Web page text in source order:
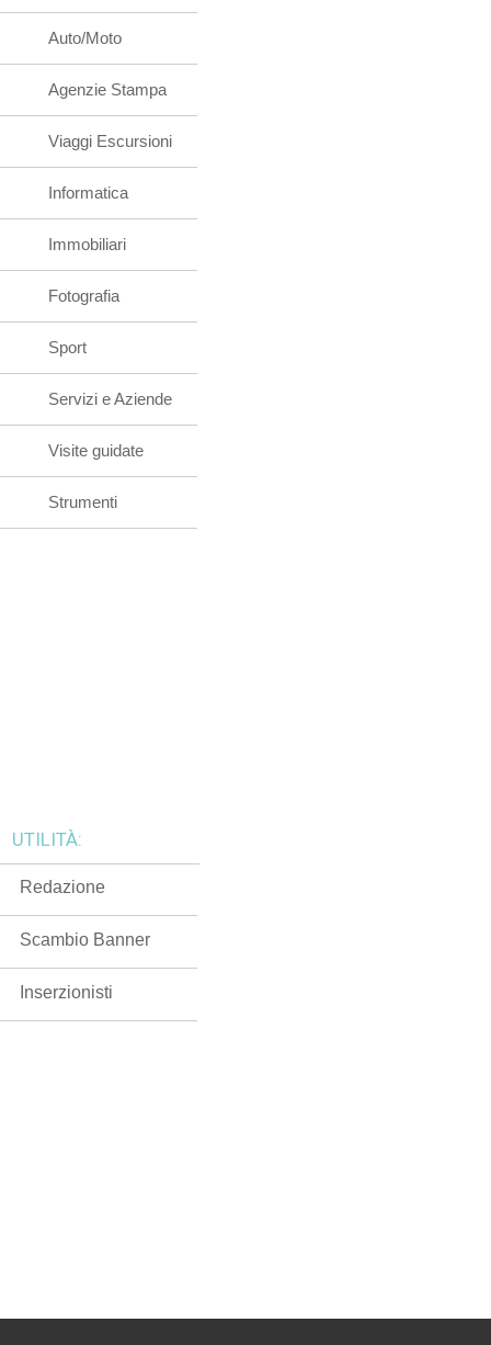
Auto/Moto
Agenzie Stampa
Viaggi Escursioni
Informatica
Immobiliari
Fotografia
Sport
Servizi e Aziende
Visite guidate
Strumenti
UTILITÀ:
Redazione
Scambio Banner
Inserzionisti